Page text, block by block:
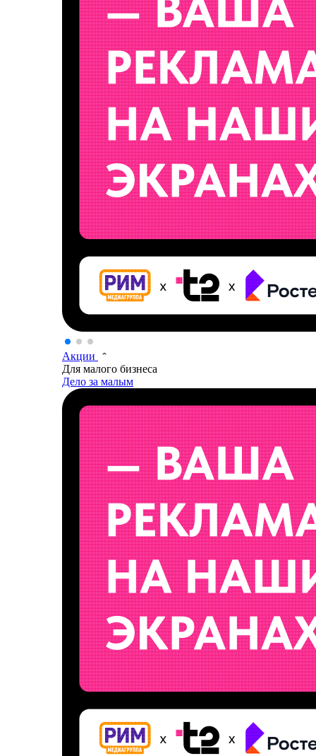
Акции
Для малого бизнеса
Дело за малым